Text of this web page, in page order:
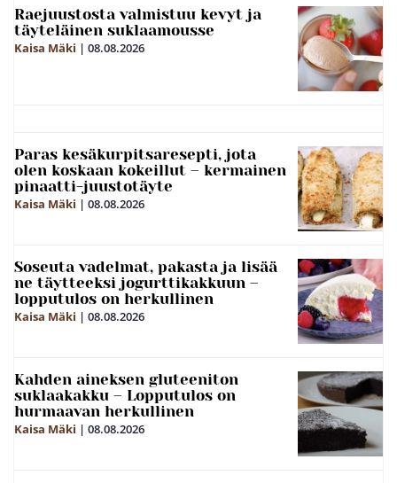
Raejuustosta valmistuu kevyt ja
täyteläinen suklaamousse
Kaisa Mäki | 08.08.2026
Paras kesäkurpitsaresepti, jota
olen koskaan kokeillut – kermainen
pinaatti-juustotäyte
Kaisa Mäki | 08.08.2026
Soseuta vadelmat, pakasta ja lisää
ne täytteeksi jogurttikakkuun –
lopputulos on herkullinen
Kaisa Mäki | 08.08.2026
Kahden aineksen gluteeniton
suklaakakku – Lopputulos on
hurmaavan herkullinen
Kaisa Mäki | 08.08.2026